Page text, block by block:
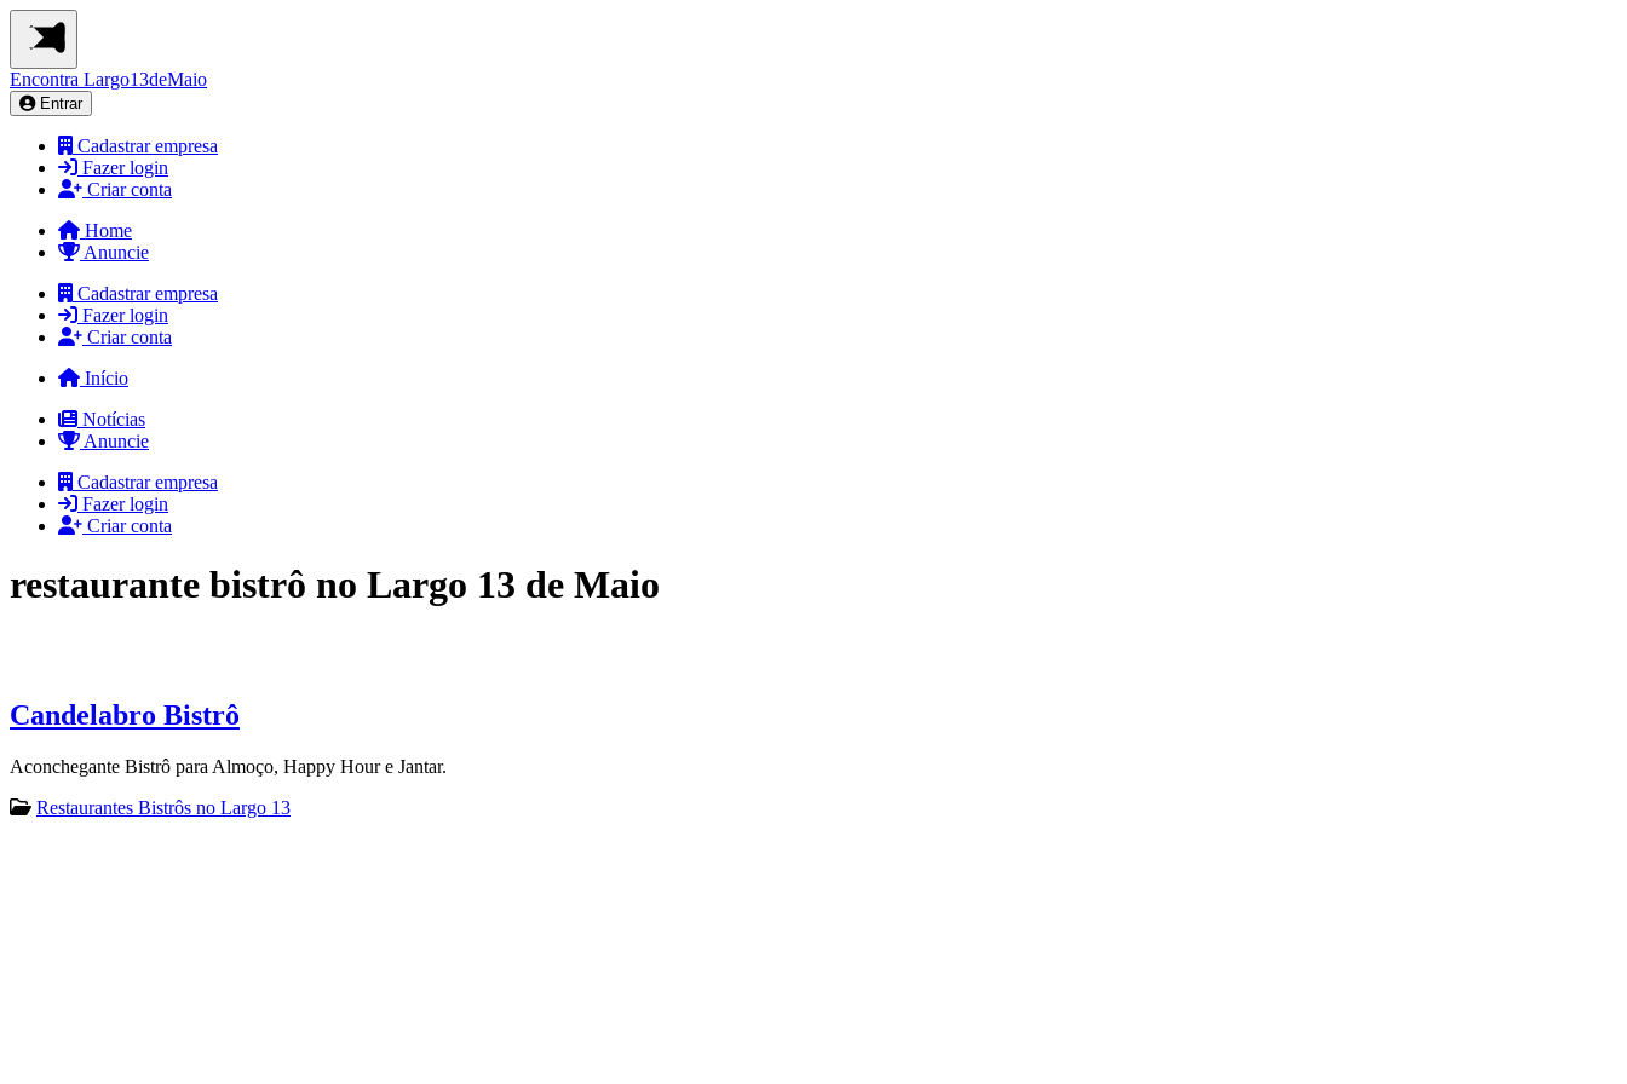
Encontra Largo13deMaio
Entrar
Cadastrar empresa
Fazer login
Criar conta
Home
Anuncie
Cadastrar empresa
Fazer login
Criar conta
Início
Notícias
Anuncie
Cadastrar empresa
Fazer login
Criar conta
restaurante bistrô no Largo 13 de Maio
Candelabro Bistrô
Aconchegante Bistrô para Almoço, Happy Hour e Jantar.
Restaurantes Bistrôs no Largo 13